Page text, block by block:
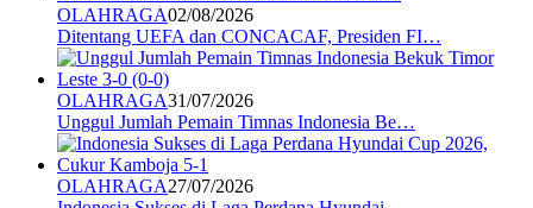
OLAHRAGA02/08/2026
Ditentang UEFA dan CONCACAF, Presiden FI…
OLAHRAGA31/07/2026
Unggul Jumlah Pemain Timnas Indonesia Be…
OLAHRAGA27/07/2026